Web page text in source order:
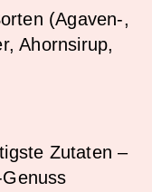
(Agaven-,
Ahornsirup,
Zutaten –